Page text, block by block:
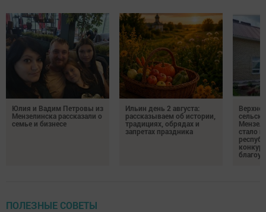
Юлия и Вадим Петровы из
Мензелинска рассказали о
семье и бизнесе
Ильин день 2 августа:
рассказываем об истории,
традициях, обрядах и
запретах праздника
стало
ПОЛЕЗНЫЕ СОВЕТЫ